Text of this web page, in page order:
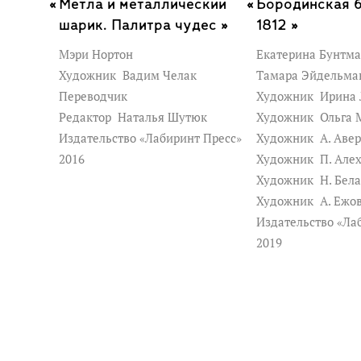
Метла и металлический
шарик. Палитра чудес »
Мэри Нортон
Художник Вадим Челак
Переводчик
Редактор Наталья Шутюк
Издательство «Лабиринт Пресс»
2016
Бородинская
1812 »
Екатерина
Тамара
Художник Ирина
Художник Ольга
Художник А.
Художник П.
Художник Н.
Художник А.
Издательство
2019